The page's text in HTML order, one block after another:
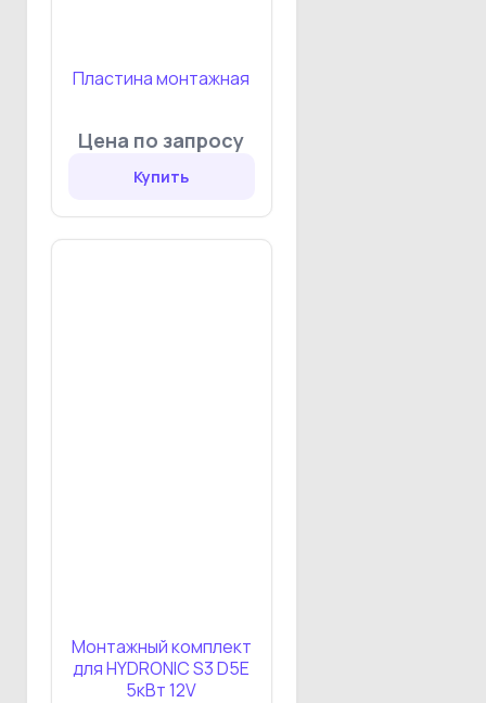
Пластина монтажная
Цена по запросу
Купить
Монтажный комплект
для HYDRONIC S3 D5E
5кВт 12V